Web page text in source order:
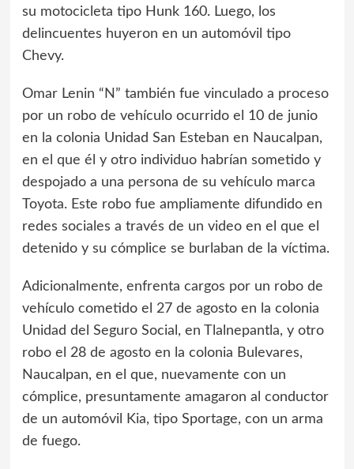
su motocicleta tipo Hunk 160. Luego, los
delincuentes huyeron en un automóvil tipo
Chevy.
Omar Lenin “N” también fue vinculado a proceso
por un robo de vehículo ocurrido el 10 de junio
en la colonia Unidad San Esteban en Naucalpan,
en el que él y otro individuo habrían sometido y
despojado a una persona de su vehículo marca
Toyota. Este robo fue ampliamente difundido en
redes sociales a través de un video en el que el
detenido y su cómplice se burlaban de la víctima.
Adicionalmente, enfrenta cargos por un robo de
vehículo cometido el 27 de agosto en la colonia
Unidad del Seguro Social, en Tlalnepantla, y otro
robo el 28 de agosto en la colonia Bulevares,
Naucalpan, en el que, nuevamente con un
cómplice, presuntamente amagaron al conductor
de un automóvil Kia, tipo Sportage, con un arma
de fuego.